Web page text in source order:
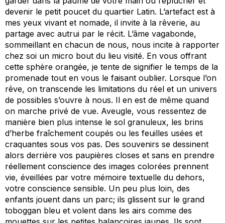
devenir le petit poucet du quartier Latin. L’artefact est à
mes yeux vivant et nomade, il invite à la rêverie, au
partage avec autrui par le récit. L’âme vagabonde,
sommeillant en chacun de nous, nous incite à rapporter
chez soi un micro bout du lieu visité. En vous offrant
cette sphère orangée, je tente de signifier le temps de la
promenade tout en vous le faisant oublier. Lorsque l’on
rêve, on transcende les limitations du réel et un univers
de possibles s’ouvre à nous. Il en est de même quand
on marche privé de vue. Aveugle, vous ressentez de
manière bien plus intense le sol granuleux, les brins
d’herbe fraîchement coupés ou les feuilles usées et
craquantes sous vos pas. Des souvenirs se dessinent
alors derrière vos paupières closes et sans en prendre
réellement conscience des images colorées prennent
vie, éveillées par votre mémoire textuelle du dehors,
votre conscience sensible. Un peu plus loin, des
enfants jouent dans un parc; ils glissent sur le grand
toboggan bleu et volent dans les airs comme des